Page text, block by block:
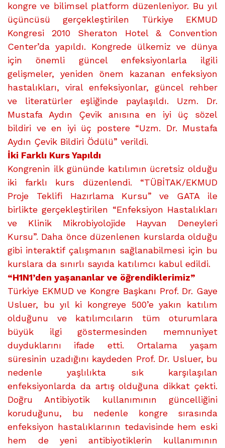
kongre ve bilimsel platform düzenleniyor. Bu yıl
üçüncüsü gerçekleştirilen Türkiye EKMUD
Kongresi 2010 Sheraton Hotel & Convention
Center’da yapıldı. Kongrede ülkemiz ve dünya
için önemli güncel enfeksiyonlarla ilgili
gelişmeler, yeniden önem kazanan enfeksiyon
hastalıkları, viral enfeksiyonlar, güncel rehber
ve literatürler eşliğinde paylaşıldı. Uzm. Dr.
Mustafa Aydın Çevik anısına en iyi üç sözel
bildiri ve en iyi üç postere “Uzm. Dr. Mustafa
Aydın Çevik Bildiri Ödülü” verildi.
İki Farklı Kurs Yapıldı
Kongrenin ilk gününde katılımın ücretsiz olduğu
iki farklı kurs düzenlendi. “TÜBİTAK/EKMUD
Proje Teklifi Hazırlama Kursu” ve GATA ile
birlikte gerçekleştirilen “Enfeksiyon Hastalıkları
ve Klinik Mikrobiyolojide Hayvan Deneyleri
Kursu”. Daha önce düzenlenen kurslarda olduğu
gibi interaktif çalışmanın sağlanabilmesi için bu
kurslara da sınırlı sayıda katılımcı kabul edildi.
“H1N1’den yaşananlar ve öğrendiklerimiz”
Türkiye EKMUD ve Kongre Başkanı Prof. Dr. Gaye
Usluer, bu yıl ki kongreye 500’e yakın katılım
olduğunu ve katılımcıların tüm oturumlara
büyük ilgi göstermesinden memnuniyet
duyduklarını ifade etti. Ortalama yaşam
süresinin uzadığını kaydeden Prof. Dr. Usluer, bu
nedenle yaşlılıkta sık karşılaşılan
enfeksiyonlarda da artış olduğuna dikkat çekti.
Doğru Antibiyotik kullanımının güncelliğini
koruduğunu, bu nedenle kongre sırasında
enfeksiyon hastalıklarının tedavisinde hem eski
hem de yeni antibiyotiklerin kullanımının